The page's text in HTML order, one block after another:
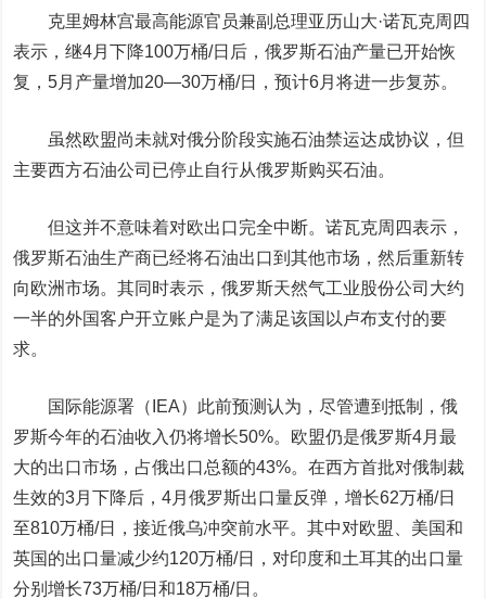
克里姆林宫最高能源官员兼副总理亚历山大·诺瓦克周四
表示，继4月下降100万桶/日后，俄罗斯石油产量已开始恢
复，5月产量增加20—30万桶/日，预计6月将进一步复苏。
虽然欧盟尚未就对俄分阶段实施石油禁运达成协议，但
主要西方石油公司已停止自行从俄罗斯购买石油。
但这并不意味着对欧出口完全中断。诺瓦克周四表示，
俄罗斯石油生产商已经将石油出口到其他市场，然后重新转
向欧洲市场。其同时表示，俄罗斯天然气工业股份公司大约
一半的外国客户开立账户是为了满足该国以卢布支付的要
求。
国际能源署（IEA）此前预测认为，尽管遭到抵制，俄
罗斯今年的石油收入仍将增长50%。欧盟仍是俄罗斯4月最
大的出口市场，占俄出口总额的43%。在西方首批对俄制裁
生效的3月下降后，4月俄罗斯出口量反弹，增长62万桶/日
至810万桶/日，接近俄乌冲突前水平。其中对欧盟、美国和
英国的出口量减少约120万桶/日，对印度和土耳其的出口量
分别增长73万桶/日和18万桶/日。